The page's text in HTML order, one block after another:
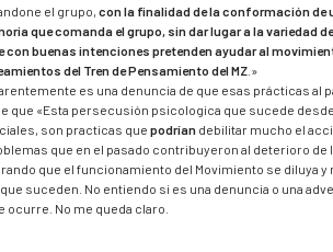
el grupo, con la finalidad de la conformación de
que comanda el grupo, sin dar lugar a la variedad
con buenas intenciones pretenden ayudar al
del Tren de Pensamiento del MZ .»
es una denuncia de que esas prácticas al
que «Esta persecusión psicologica que sucede
son practicas que podrían debilitar mucho el
que en el pasado contribuyeron al deterioro
que el funcionamiento del Movimiento se diluya
suceden. No entiendo si es una denuncia o una
ocurre. No me queda claro.